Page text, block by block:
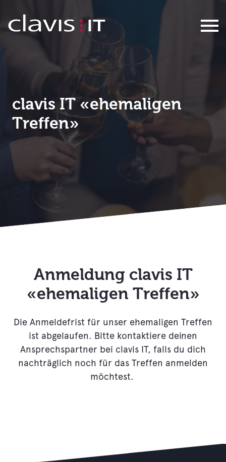
Ehemaligen Treff
clavis IT «ehemaligen
Treffen»
Anmeldung clavis IT
​​​​​​«ehemaligen Treffen»
Die Anmeldefrist für unser ehemaligen Treffen
ist abgelaufen. Bitte kontaktiere deinen
Ansprechspartner bei clavis IT, falls du dich
nachträglich noch für das Treffen anmelden
möchtest.